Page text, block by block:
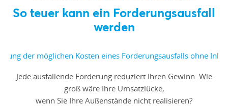
So teuer kann ein Forderungsausfall
werden
Jede ausfallende Forderung reduziert Ihren Gewinn. Wie
groß wäre Ihre Umsatzlücke,
wenn Sie Ihre Außenstände nicht realisieren?